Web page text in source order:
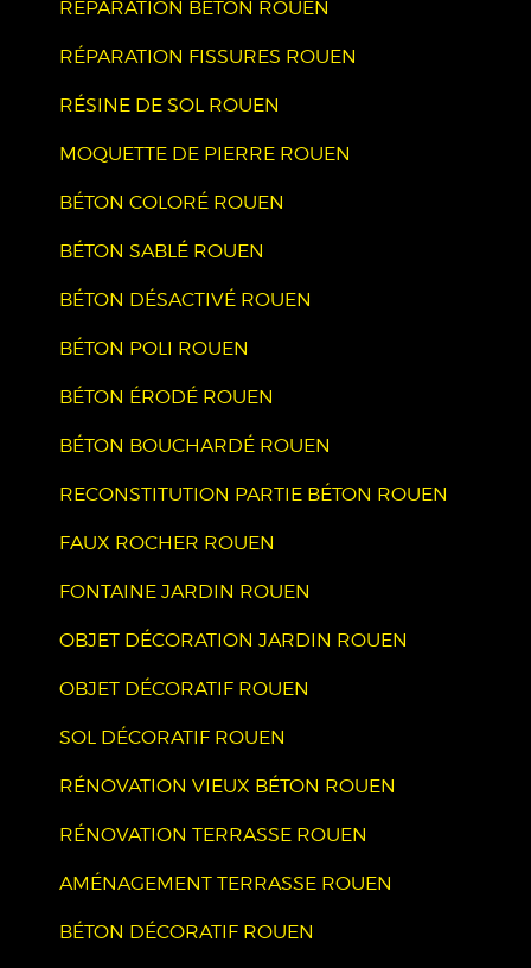
RÉPARATION BÉTON ROUEN
RÉPARATION FISSURES ROUEN
RÉSINE DE SOL ROUEN
MOQUETTE DE PIERRE ROUEN
BÉTON COLORÉ ROUEN
BÉTON SABLÉ ROUEN
BÉTON DÉSACTIVÉ ROUEN
BÉTON POLI ROUEN
BÉTON ÉRODÉ ROUEN
BÉTON BOUCHARDÉ ROUEN
RECONSTITUTION PARTIE BÉTON ROUEN
FAUX ROCHER ROUEN
FONTAINE JARDIN ROUEN
OBJET DÉCORATION JARDIN ROUEN
OBJET DÉCORATIF ROUEN
SOL DÉCORATIF ROUEN
RÉNOVATION VIEUX BÉTON ROUEN
RÉNOVATION TERRASSE ROUEN
AMÉNAGEMENT TERRASSE ROUEN
BÉTON DÉCORATIF ROUEN